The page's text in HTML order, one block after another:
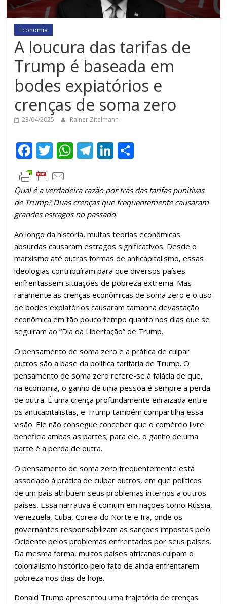
Economia
A loucura das tarifas de
Trump é baseada em
bodes expiatórios e
crenças de soma zero
23/04/2025 Rainer Zitelmann
F
ac
e
b
o
o
k
T
w
itt
er
W
at
s
A
p
p
T
e
gr
a
m
Li
k
e
dI
n
m
p
til
h
ar
Qual é a verdadeira razão por trás das tarifas punitivas
de Trump? Duas crenças que frequentemente causaram
grandes estragos no passado.
Ao longo da história, muitas teorias econômicas
absurdas causaram estragos significativos. Desde o
marxismo até outras formas de anticapitalismo, essas
ideologias contribuíram para que diversos países
enfrentassem situações de pobreza extrema. Mas
raramente as crenças econômicas de soma zero e o uso
de bodes expiatórios causaram tamanha devastação
econômica em tão pouco tempo quanto nos dias que se
seguiram ao “Dia da Libertação” de Trump.
O pensamento de soma zero e a prática de culpar
outros são a base da política tarifária de Trump. O
pensamento de soma zero refere-se à falácia de que,
na economia, o ganho de uma pessoa é sempre a perda
de outra. É uma crença profundamente enraizada entre
os anticapitalistas, e Trump também compartilha essa
visão. Ele não consegue conceber que o comércio livre
beneficia ambas as partes; para ele, o ganho de uma
parte é a perda de outra.
O pensamento de soma zero frequentemente está
associado à prática de culpar outros, em que políticos
de um país atribuem seus problemas internos a outros
países. Essa narrativa é comum em nações como Rússia,
Venezuela, Cuba, Coreia do Norte e Irã, onde os
governantes responsabilizam as sanções impostas pelo
Ocidente pelos problemas enfrentados por seus países.
Da mesma forma, muitos países africanos culpam o
colonialismo histórico pelo fato de ainda enfrentarem
pobreza nos dias de hoje.
Donald Trump apresentou uma trajetória de crenças